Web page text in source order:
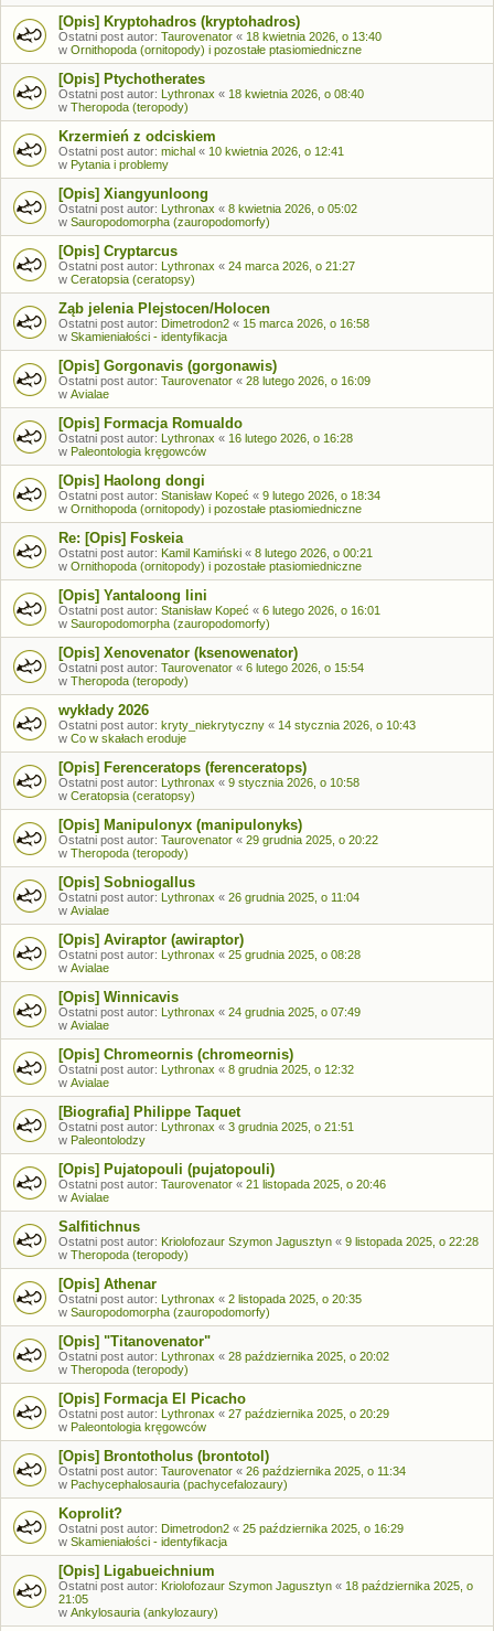
[Opis] Kryptohadros (kryptohadros)
Ostatni post autor: Taurovenator « 18 kwietnia 2026, o 13:40
w Ornithopoda (ornitopody) i pozostałe ptasiomiedniczne
[Opis] Ptychotherates
Ostatni post autor: Lythronax « 18 kwietnia 2026, o 08:40
w Theropoda (teropody)
Krzermień z odciskiem
Ostatni post autor: michal « 10 kwietnia 2026, o 12:41
w Pytania i problemy
[Opis] Xiangyunloong
Ostatni post autor: Lythronax « 8 kwietnia 2026, o 05:02
w Sauropodomorpha (zauropodomorfy)
[Opis] Cryptarcus
Ostatni post autor: Lythronax « 24 marca 2026, o 21:27
w Ceratopsia (ceratopsy)
Ząb jelenia Plejstocen/Holocen
Ostatni post autor: Dimetrodon2 « 15 marca 2026, o 16:58
w Skamieniałości - identyfikacja
[Opis] Gorgonavis (gorgonawis)
Ostatni post autor: Taurovenator « 28 lutego 2026, o 16:09
w Avialae
[Opis] Formacja Romualdo
Ostatni post autor: Lythronax « 16 lutego 2026, o 16:28
w Paleontologia kręgowców
[Opis] Haolong dongi
Ostatni post autor: Stanisław Kopeć « 9 lutego 2026, o 18:34
w Ornithopoda (ornitopody) i pozostałe ptasiomiedniczne
Re: [Opis] Foskeia
Ostatni post autor: Kamil Kamiński « 8 lutego 2026, o 00:21
w Ornithopoda (ornitopody) i pozostałe ptasiomiedniczne
[Opis] Yantaloong lini
Ostatni post autor: Stanisław Kopeć « 6 lutego 2026, o 16:01
w Sauropodomorpha (zauropodomorfy)
[Opis] Xenovenator (ksenowenator)
Ostatni post autor: Taurovenator « 6 lutego 2026, o 15:54
w Theropoda (teropody)
wykłady 2026
Ostatni post autor: kryty_niekrytyczny « 14 stycznia 2026, o 10:43
w Co w skałach eroduje
[Opis] Ferenceratops (ferenceratops)
Ostatni post autor: Lythronax « 9 stycznia 2026, o 10:58
w Ceratopsia (ceratopsy)
[Opis] Manipulonyx (manipulonyks)
Ostatni post autor: Taurovenator « 29 grudnia 2025, o 20:22
w Theropoda (teropody)
[Opis] Sobniogallus
Ostatni post autor: Lythronax « 26 grudnia 2025, o 11:04
w Avialae
[Opis] Aviraptor (awiraptor)
Ostatni post autor: Lythronax « 25 grudnia 2025, o 08:28
w Avialae
[Opis] Winnicavis
Ostatni post autor: Lythronax « 24 grudnia 2025, o 07:49
w Avialae
[Opis] Chromeornis (chromeornis)
Ostatni post autor: Lythronax « 8 grudnia 2025, o 12:32
w Avialae
[Biografia] Philippe Taquet
Ostatni post autor: Lythronax « 3 grudnia 2025, o 21:51
w Paleontolodzy
[Opis] Pujatopouli (pujatopouli)
Ostatni post autor: Taurovenator « 21 listopada 2025, o 20:46
w Avialae
Salfitichnus
Ostatni post autor: Kriolofozaur Szymon Jagusztyn « 9 listopada 2025, o 22:28
w Theropoda (teropody)
[Opis] Athenar
Ostatni post autor: Lythronax « 2 listopada 2025, o 20:35
w Sauropodomorpha (zauropodomorfy)
[Opis] "Titanovenator"
Ostatni post autor: Lythronax « 28 października 2025, o 20:02
w Theropoda (teropody)
[Opis] Formacja El Picacho
Ostatni post autor: Lythronax « 27 października 2025, o 20:29
w Paleontologia kręgowców
[Opis] Brontotholus (brontotol)
Ostatni post autor: Taurovenator « 26 października 2025, o 11:34
w Pachycephalosauria (pachycefalozaury)
Koprolit?
Ostatni post autor: Dimetrodon2 « 25 października 2025, o 16:29
w Skamieniałości - identyfikacja
[Opis] Ligabueichnium
Ostatni post autor: Kriolofozaur Szymon Jagusztyn « 18 października 2025, o
21:05
w Ankylosauria (ankylozaury)